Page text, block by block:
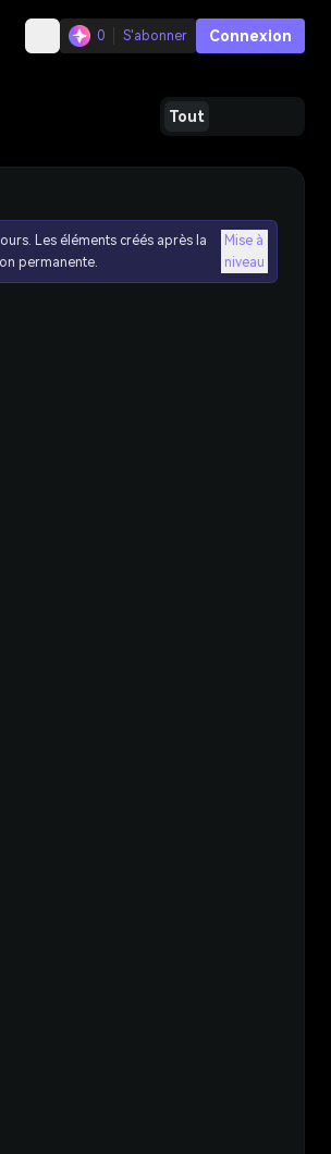
0 S'abonner Connexion
Tout
Les éléments créés après la
permanente.
Mise à
niveau